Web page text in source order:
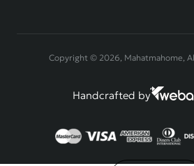
Copyright © 2026, Mahatmahome,
Handcrafted by